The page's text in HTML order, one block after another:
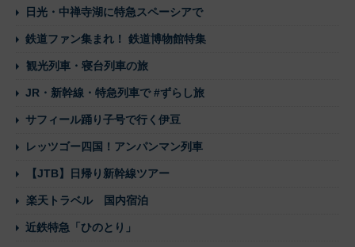
日光・中禅寺湖に特急スペーシアで
鉄道ファン集まれ！ 鉄道博物館特集
観光列車・寝台列車の旅
JR・新幹線・特急列車で #ずらし旅
サフィール踊り子号で行く伊豆
レッツゴー四国！アンパンマン列車
【JTB】日帰り新幹線ツアー
楽天トラベル 国内宿泊
近鉄特急「ひのとり」